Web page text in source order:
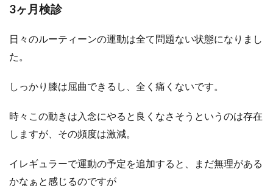
3ヶ月検診
日々のルーティーンの運動は全て問題ない状態になりまし
た。
しっかり膝は屈曲できるし、全く痛くないです。
時々この動きは入念にやると良くなさそうというのは存在
しますが、その頻度は激減。
イレギュラーで運動の予定を追加すると、まだ無理がある
かなぁと感じるのですが